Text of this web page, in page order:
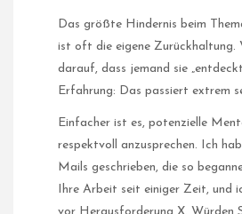
Das größte Hindernis beim
ist oft die eigene Zurückhaltung.
darauf, dass jemand sie
Erfahrung: Das passiert extrem
Einfacher ist es, potenzielle
respektvoll anzusprechen. Ich
Mails geschrieben, die so
Ihre Arbeit seit einiger Zeit, und